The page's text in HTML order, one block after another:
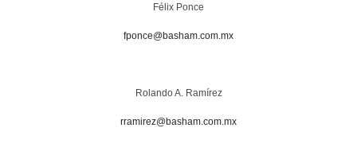
Félix Ponce
fponce@basham.com.mx
Rolando A. Ramírez
rramirez@basham.com.mx